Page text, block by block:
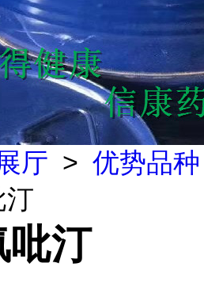
厅 > 优势品种
汀
吡汀